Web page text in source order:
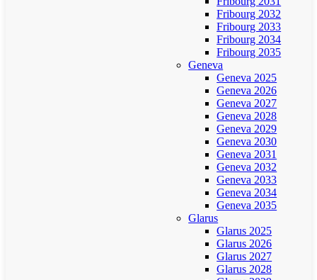
Fribourg 2032
Fribourg 2033
Fribourg 2034
Fribourg 2035
Geneva
Geneva 2025
Geneva 2026
Geneva 2027
Geneva 2028
Geneva 2029
Geneva 2030
Geneva 2031
Geneva 2032
Geneva 2033
Geneva 2034
Geneva 2035
Glarus
Glarus 2025
Glarus 2026
Glarus 2027
Glarus 2028